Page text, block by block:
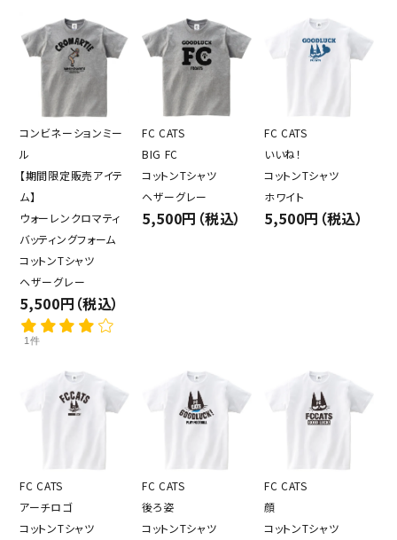
コンビネーションミー
ル
【期間限定販売アイテ
ム】
ウォーレンクロマティ
バッティングフォーム
コットンTシャツ
ヘザーグレー
5,500円（税込）
1件
FC CATS
BIG FC
コットンTシャツ
ヘザーグレー
5,500円（税込）
FC CATS
いいね！
コットンTシャツ
ホワイト
5,500円（税込）
FC CATS
アーチロゴ
コットンTシャツ
FC CATS
後ろ姿
コットンTシャツ
FC CATS
顔
コットンTシャツ